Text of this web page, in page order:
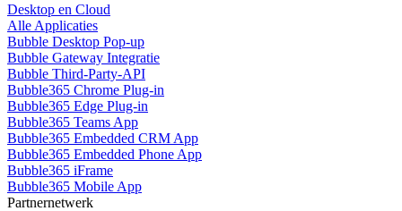
Desktop en Cloud
Alle Applicaties
Bubble Desktop Pop-up
Bubble Gateway Integratie
Bubble Third-Party-API
Bubble365 Chrome Plug-in
Bubble365 Edge Plug-in
Bubble365 Teams App
Bubble365 Embedded CRM App
Bubble365 Embedded Phone App
Bubble365 iFrame
Bubble365 Mobile App
Partnernetwerk